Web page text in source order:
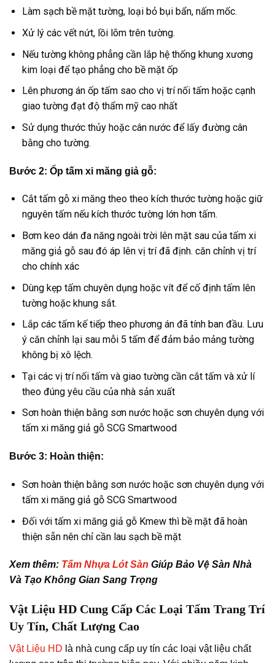
Làm sạch bề mặt tường, loại bỏ bụi bẩn, nấm mốc.
Xử lý các vết nứt, lồi lõm trên tường.
Nếu tường không phẳng cần lắp hệ thống khung xương
kim loại để tạo phẳng cho bề mặt ốp
Lên phương án ốp tấm sao cho vị trí nối tấm hoặc cạnh
giao tường đạt độ thẩm mỹ cao nhất
Sử dụng thước thủy hoặc cân nước để lấy đường cân
bằng cho tường.
Bước 2: Ốp tấm xi măng giả gỗ:
Cắt tấm gỗ xi măng theo theo kích thước tường hoặc giữ
nguyên tấm nếu kích thước tường lớn hơn tấm.
Bơm keo dán đa năng ngoài trời lên mặt sau của tấm xi
măng giả gỗ sau đó áp lên vị trí đã định. căn chỉnh vị trí
cho chính xác
Dùng kẹp tấm chuyên dụng hoặc vít để cố định tấm lên
tường hoặc khung sắt.
Lắp các tấm kế tiếp theo phương án đã tính ban đầu. Lưu
ý căn chỉnh lại sau mỗi 5 tấm để đảm bảo mảng tường
không bị xô lệch.
Tại các vị trí nối tấm và giao tường cần cắt tấm và xử lí
theo đúng yêu cầu của nhà sản xuất
Sơn hoàn thiện bằng sơn nước hoặc sơn chuyên dụng với
tấm xi măng giả gỗ SCG Smartwood
Bước 3: Hoàn thiện:
Sơn hoàn thiện bằng sơn nước hoặc sơn chuyên dụng với
tấm xi măng giả gỗ SCG Smartwood
Đối với tấm xi măng giả gỗ Kmew thì bề mặt đã hoàn
thiện sẵn nên chỉ cần lau sạch bề mặt
Xem thêm: Tấm Nhựa Lót Sàn Giúp Bảo Vệ Sàn Nhà
Và Tạo Không Gian Sang Trọng
Vật Liệu HD Cung Cấp Các Loại Tấm Trang Trí
Uy Tín, Chất Lượng Cao
Vật Liệu HD là nhà cung cấp uy tín các loại vật liệu chất